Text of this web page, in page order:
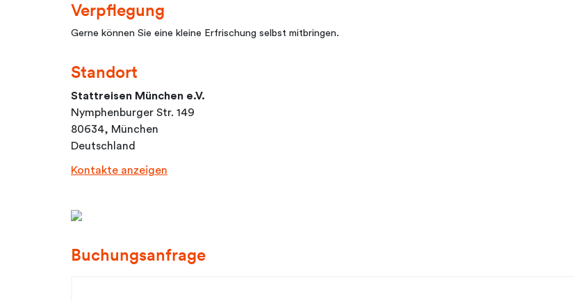
Verpflegung
Gerne können Sie eine kleine Erfrischung selbst mitbringen.
Standort
Stattreisen München e.V.
Nymphenburger Str. 149
80634, München
Deutschland
Kontakte anzeigen
Buchungsanfrage